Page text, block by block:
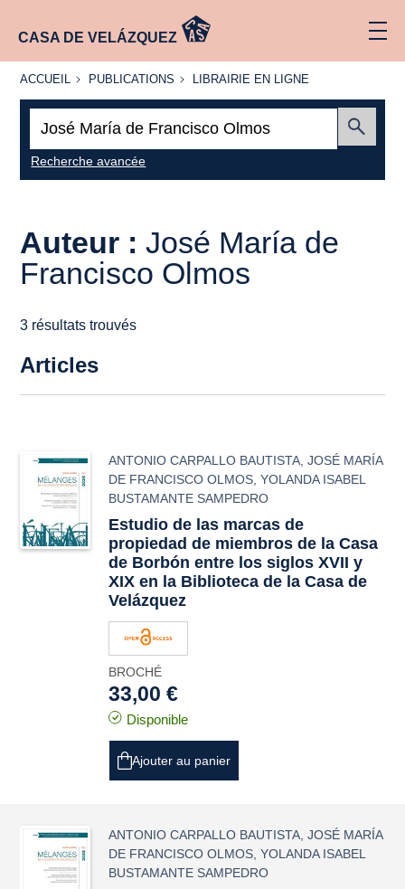
CASA DE VELÁZQUEZ
ACCUEIL
ACCUEIL PUBLICATIONS
PUBLICATIONS
LIBRAIRIE
LIBRAIRIE EN LIGNE
Recherche avancée
Auteur :José María de
Francisco Olmos
3 résultats trouvés
Articles
ANTONIO CARPALLO BAUTISTA ,JOSÉ MARÍA
DE FRANCISCO OLMOS ,YOLANDA ISABEL
BUSTAMANTE SAMPEDRO
Estudio de las marcas de
propiedad de miembros de la Casa
de Borbón entre los siglos XVII y
XIX en la Biblioteca de la Casa de
Velázquez
BROCHÉ
33,00 €
Disponible
Ajouter au panier
ANTONIO CARPALLO BAUTISTA ,JOSÉ MARÍA
DE FRANCISCO OLMOS ,YOLANDA ISABEL
BUSTAMANTE SAMPEDRO